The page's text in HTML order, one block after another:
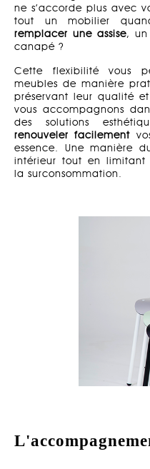
ne s’accorde plus avec
tout un mobilier
remplacer une assise, un
canapé ?
Cette flexibilité vous
meubles de manière
préservant leur qualité
vous accompagnons
des solutions
renouveler facilement
essence. Une manière
intérieur tout en
la surconsommation.